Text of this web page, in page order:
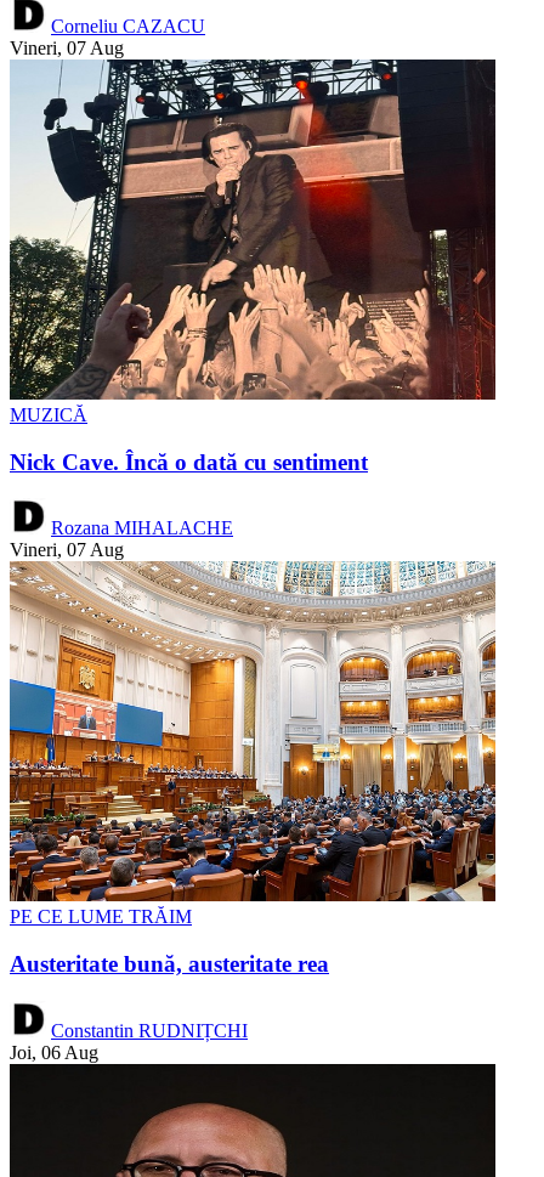
Corneliu CAZACU
Vineri, 07 Aug
MUZICĂ
Nick Cave. Încă o dată cu sentiment
Rozana MIHALACHE
Vineri, 07 Aug
PE CE LUME TRĂIM
Austeritate bună, austeritate rea
Constantin RUDNIȚCHI
Joi, 06 Aug